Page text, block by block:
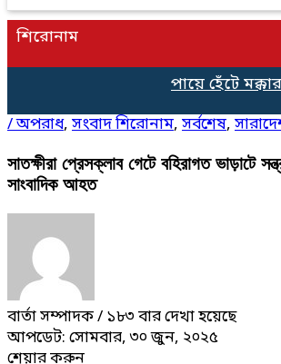
শিরোনাম
পায়ে হেঁটে
/অপরাধ, সংবাদ শিরোনাম, সর্বশেষ,
সাতক্ষীরা প্রেসক্লাব গেটে বহিরাগত ভাড়াটে
সাংবাদিক আহত
বার্তা সম্পাদক/ ১৮৩ বার দেখা হয়েছে
আপডেট: সোমবার, ৩০ জুন, ২০২৫
শেয়ার করুন